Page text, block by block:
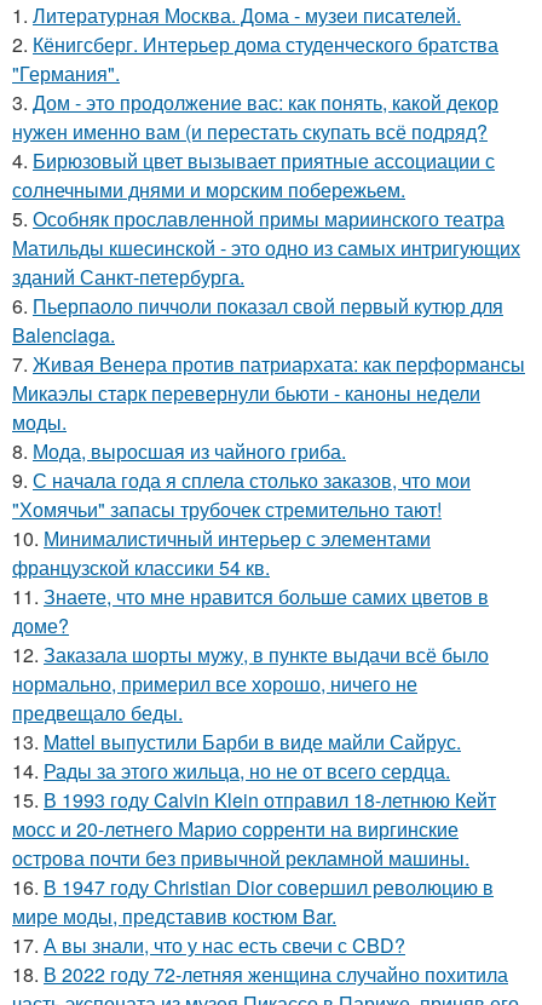
1. Литературная Москва. Дома - музеи писателей.
2. Кёнигсберг. Интерьер дома студенческого братства
"Германия".
3. Дом - это продолжение вас: как понять, какой декор
нужен именно вам (и перестать скупать всё подряд?
4. Бирюзовый цвет вызывает приятные ассоциации с
солнечными днями и морским побережьем.
5. Особняк прославленной примы мариинского театра
Матильды кшесинской - это одно из самых интригующих
зданий Санкт-петербурга.
6. Пьерпаоло пиччоли показал свой первый кутюр для
Balenciaga.
7. Живая Венера против патриархата: как перформансы
Микаэлы старк перевернули бьюти - каноны недели
моды.
8. Мода, выросшая из чайного гриба.
9. С начала года я сплела столько заказов, что мои
"Хомячьи" запасы трубочек стремительно тают!
10. Минималистичный интерьер с элементами
французской классики 54 кв.
11. Знаете, что мне нравится больше самих цветов в
доме?
12. Заказала шорты мужу, в пункте выдачи всё было
нормально, примерил все хорошо, ничего не
предвещало беды.
13. Mattel выпустили Барби в виде майли Сайрус.
14. Рады за этого жильца, но не от всего сердца.
15. В 1993 году Calvin Klein отправил 18-летнюю Кейт
мосс и 20-летнего Марио сорренти на виргинские
острова почти без привычной рекламной машины.
16. В 1947 году Christian Dior совершил революцию в
мире моды, представив костюм Bar.
17. А вы знали, что у нас есть свечи с CBD?
18. В 2022 году 72-летняя женщина случайно похитила